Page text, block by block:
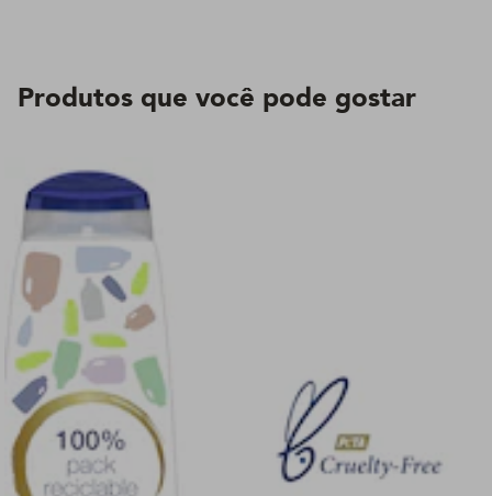
Produtos que você pode gostar